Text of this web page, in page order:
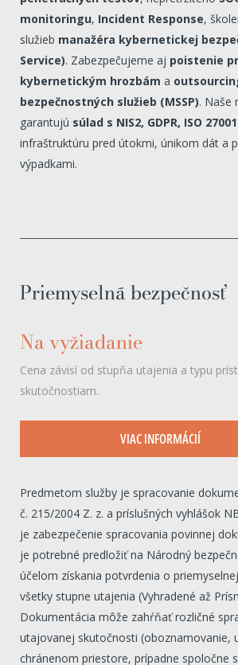
monitoringu, Incident Response,
služieb manažéra kybernetickej
Service). Zabezpečujeme aj poistenie
kybernetickým hrozbám a
bezpečnostných služieb (MSSP). Naše
garantujú súlad s NIS2, GDPR, ISO 27001
infraštruktúru pred útokmi, únikom dát a
výpadkami.
Priemyselná bezpečnosť
Na vyžiadanie
Cena závisí od stupňa utajenia a typu
skutočnostiam.
VIAC INFORMÁCIÍ
Predmetom služby je spracovanie
č. 215/2004 Z. z. a príslušných vyhlášok
je zabezpečenie spracovania povinnej
je potrebné predložiť na Národný
účelom získania potvrdenia o
všetky stupne utajenia (Vyhradené až
Dokumentácia môže zahŕňať rozličné
utajovanej skutočnosti (oboznamovanie,
chránenom priestore, prípadne spoločne